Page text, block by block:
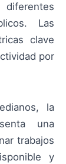
Las
clave
por
la
una
trabajos
y